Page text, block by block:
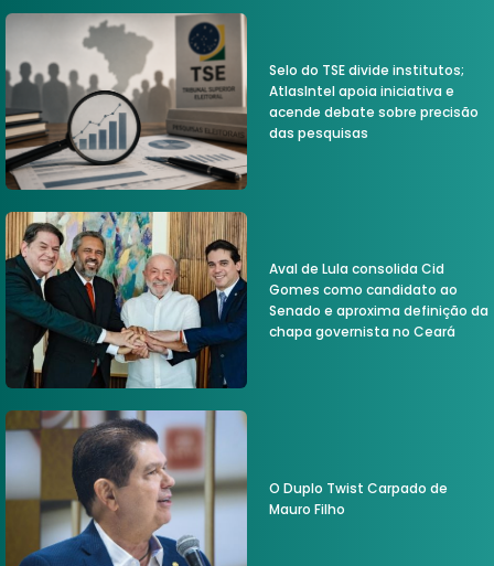
Selo do TSE divide institutos;
AtlasIntel apoia iniciativa e
acende debate sobre precisão
das pesquisas
Aval de Lula consolida Cid
Gomes como candidato ao
Senado e aproxima definição da
chapa governista no Ceará
O Duplo Twist Carpado de
Mauro Filho